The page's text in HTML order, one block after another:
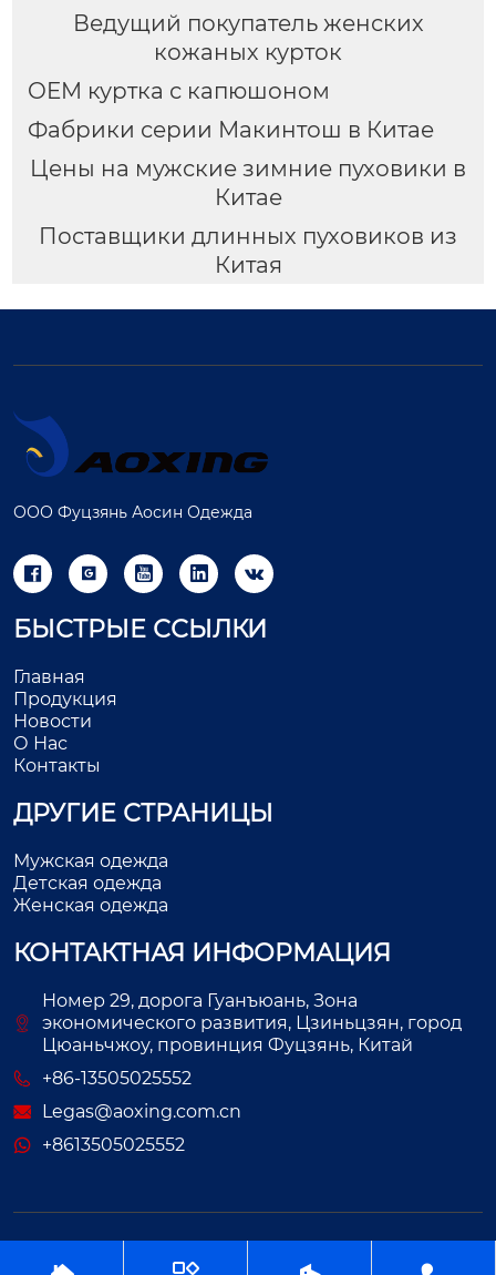
Ведущий покупатель женских
кожаных курток
OEM куртка с капюшоном
Фабрики серии Макинтош в Китае
Цены на мужские зимние пуховики в
Китае
Поставщики длинных пуховиков из
Китая
ООО Фуцзянь Аосин Одежда
    
БЫСТРЫЕ ССЫЛКИ
Главная
Продукция
Новости
О Нас
Контакты
ДРУГИЕ СТРАНИЦЫ
Мужская одежда
Детская одежда
Женская одежда
КОНТАКТНАЯ ИНФОРМАЦИЯ
Номер 29, дорога Гуанъюань, Зона
экономического развития, Цзиньцзян, город
Цюаньчжоу, провинция Фуцзянь, Китай
+86-13505025552
Legas@aoxing.com.cn
+8613505025552